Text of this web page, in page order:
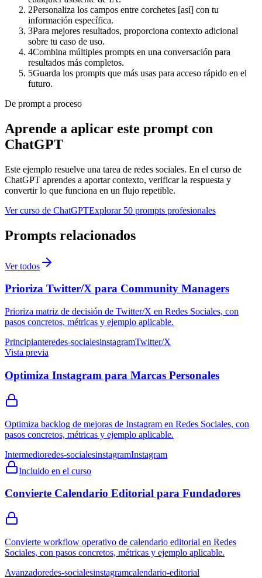
2Personaliza los campos entre corchetes [así] con tu
información específica.
3Para mejores resultados, proporciona contexto adicional
sobre tu caso de uso.
4Combina múltiples prompts en una conversación para
resultados más completos.
5Guarda los prompts que más usas para acceso rápido en el
futuro.
De prompt a proceso
Aprende a aplicar este prompt con
ChatGPT
Este ejemplo resuelve una tarea de redes sociales. En el curso de
ChatGPT aprendes a aportar contexto, verificar la respuesta y
convertir lo que funciona en un flujo repetible.
Ver curso de ChatGPTExplorar 50 prompts profesionales
Prompts relacionados
Ver todos
Prioriza Twitter/X para Community Managers
Prioriza matriz de decisión de Twitter/X en Redes Sociales, con
pasos concretos, métricas y ejemplo aplicable.
Principianteredes-socialesinstagramTwitter/X
Vista previa
Optimiza Instagram para Marcas Personales
Optimiza backlog de mejoras de Instagram en Redes Sociales, con
pasos concretos, métricas y ejemplo aplicable.
Intermedioredes-socialesinstagramInstagram
Incluido en el curso
Convierte Calendario Editorial para Fundadores
Convierte workflow operativo de calendario editorial en Redes
Sociales, con pasos concretos, métricas y ejemplo aplicable.
Avanzadoredes-socialesinstagramcalendario-editorial